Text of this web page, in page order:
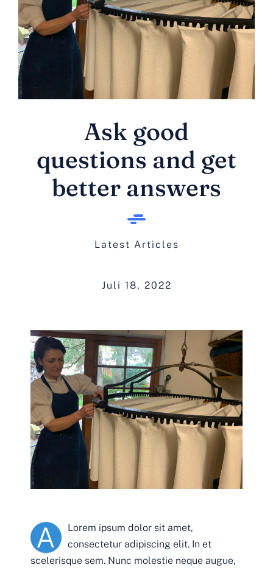
Kontakt
Ask good
questions and get
better answers
Latest Articles
Juli 18, 2022
A
Lorem ipsum dolor sit amet,
consectetur adipiscing elit. In et
scelerisque sem. Nunc molestie neque augue,